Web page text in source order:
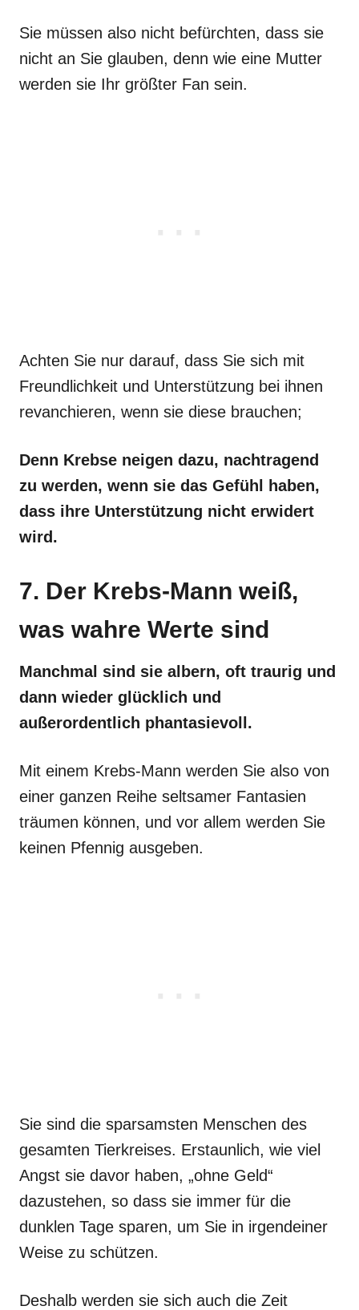
Sie müssen also nicht befürchten, dass sie
nicht an Sie glauben, denn wie eine Mutter
werden sie Ihr größter Fan sein.
Achten Sie nur darauf, dass Sie sich mit
Freundlichkeit und Unterstützung bei ihnen
revanchieren, wenn sie diese brauchen;
Denn Krebse neigen dazu, nachtragend
zu werden, wenn sie das Gefühl haben,
dass ihre Unterstützung nicht erwidert
wird.
7. Der Krebs-Mann weiß,
was wahre Werte sind
Manchmal sind sie albern, oft traurig und
dann wieder glücklich und
außerordentlich phantasievoll.
Mit einem Krebs-Mann werden Sie also von
einer ganzen Reihe seltsamer Fantasien
träumen können, und vor allem werden Sie
keinen Pfennig ausgeben.
Sie sind die sparsamsten Menschen des
gesamten Tierkreises. Erstaunlich, wie viel
Angst sie davor haben, „ohne Geld“
dazustehen, so dass sie immer für die
dunklen Tage sparen, um Sie in irgendeiner
Weise zu schützen.
Deshalb werden sie sich auch die Zeit